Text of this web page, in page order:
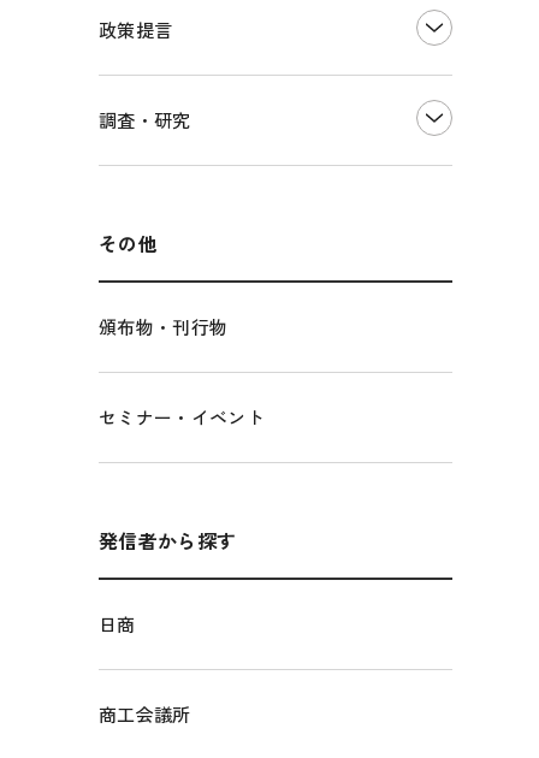
海外展開イニシアティブ
輸出管理体制構築支援
政策提言
国土強靭化・社会基盤整備・震災復興
調査・研究
その他
頒布物・刊行物
セミナー・イベント
発信者から探す
日商
商工会議所